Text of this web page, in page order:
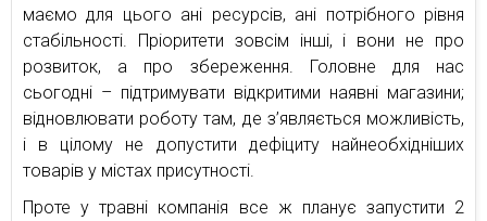
маємо для цього ані ресурсів, ані потрібного рівня
стабільності. Пріоритети зовсім інші, і вони не про
розвиток, а про збереження. Головне для нас
сьогодні – підтримувати відкритими наявні магазини;
відновлювати роботу там, де з’являється можливість,
і в цілому не допустити дефіциту найнеобхідніших
товарів у містах присутності.
Проте у травні компанія все ж планує запустити 2